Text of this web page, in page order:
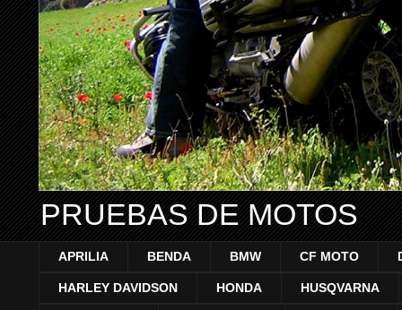
PRUEBAS DE MOTOS
APRILIA BENDA BMW CF MOTO
HARLEY DAVIDSON HONDA HUSQVARNA